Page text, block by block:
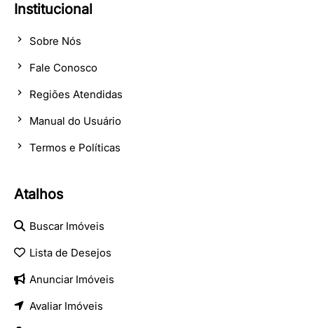
Institucional
Sobre Nós
Fale Conosco
Regiões Atendidas
Manual do Usuário
Termos e Políticas
Atalhos
Buscar Imóveis
Lista de Desejos
Anunciar Imóveis
Avaliar Imóveis